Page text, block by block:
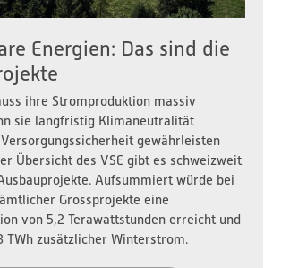
Energien: Das sind die
ihre Stromproduktion massiv
sie langfristig Klimaneutralität
gewährleisten
Übersicht des VSE gibt es schweizweit
Aufsummiert würde bei
Grossprojekte eine
von 5,2 Terawattstunden erreicht und
TWh zusätzlicher Winterstrom.